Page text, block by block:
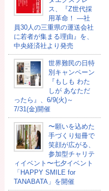
ス、『Z世代採
用革命！ ―社
員30人の三重県の運送会社
に若者が集まる理由』を、
中央経済社より発売
世界難民の日特
別キャンペーン
『もしも わた
しが あなただ
ったら』、6/9(火)～
7/31(金)開催
〜願いを込めた
手づくり短冊で
笑顔が広がる、
参加型チャリテ
ィイベント〜七夕イベント
「HAPPY SMILE for
TANABATA」を開催